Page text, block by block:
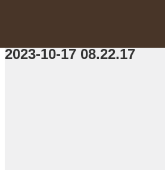
2023-10-17 08.22.17